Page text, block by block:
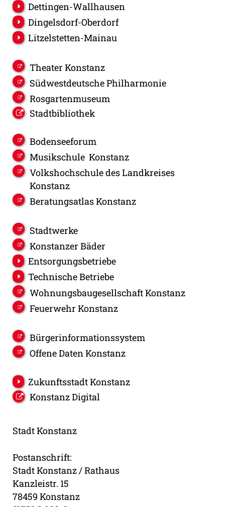
Dettingen-Wallhausen
Dingelsdorf-Oberdorf
Litzelstetten-Mainau
Theater Konstanz
Südwestdeutsche Philharmonie
Rosgartenmuseum
Stadtbibliothek
Bodenseeforum
Musikschule Konstanz
Volkshochschule des Landkreises
Konstanz
Beratungsatlas Konstanz
Stadtwerke
Konstanzer Bäder
Entsorgungsbetriebe
Technische Betriebe
Wohnungsbaugesellschaft Konstanz
Feuerwehr Konstanz
Bürgerinformationssystem
Offene Daten Konstanz
Zukunftsstadt Konstanz
Konstanz Digital
Stadt Konstanz
Postanschrift:
Stadt Konstanz / Rathaus
Kanzleistr. 15
78459 Konstanz